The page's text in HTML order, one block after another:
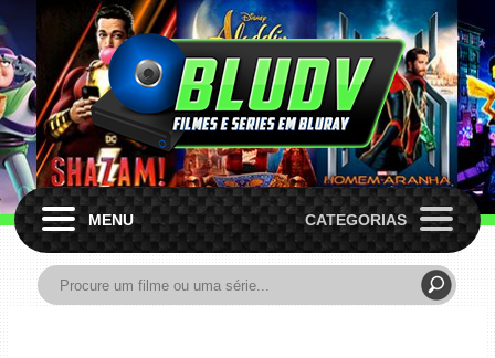
MENU CATEGORIAS